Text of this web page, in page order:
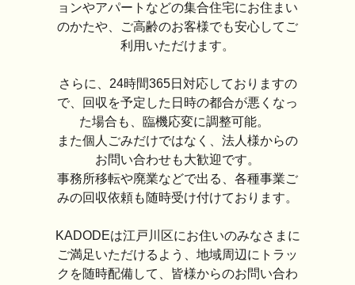
ョンやアパートなどの集合住宅にお住まい
のかたや、ご高齢のお客様でも安心してご
利用いただけます。
さらに、24時間365日対応しておりますの
で、回収を予定した日時の都合が悪くなっ
た場合も、臨機応変に調整可能。
また個人ごみだけではなく、法人様からの
お問い合わせも大歓迎です。
事務所移転や廃業などで出る、各種事業ご
みの回収依頼も随時受け付けております。
KADODEは江戸川区にお住いのみなさまに
ご満足いただけるよう、地域周辺にトラッ
クを随時配備して、皆様からのお問い合わ